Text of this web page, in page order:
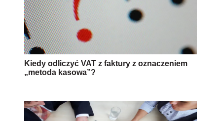
Kiedy odliczyć VAT z faktury z oznaczeniem
„metoda kasowa”?